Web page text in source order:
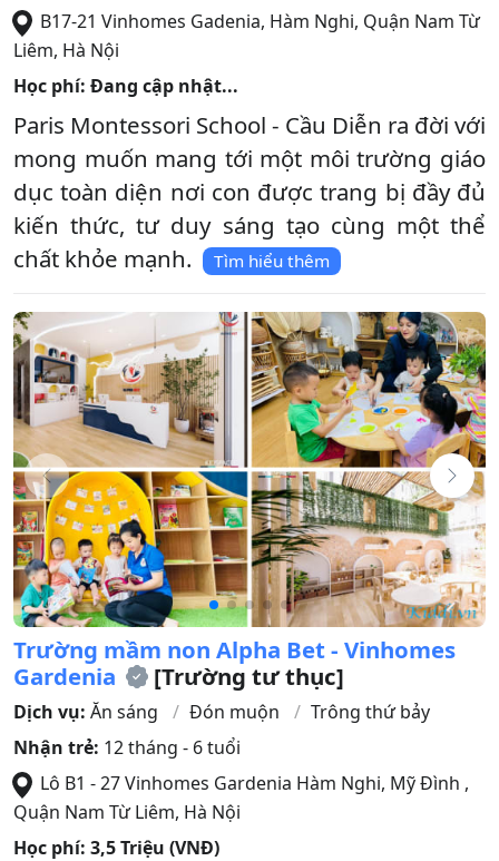
B17-21 Vinhomes Gadenia, Hàm Nghi, Quận Nam Từ
Liêm, Hà Nội
Học phí: Đang cập nhật...
Paris Montessori School - Cầu Diễn ra đời với
mong muốn mang tới một môi trường giáo
dục toàn diện nơi con được trang bị đầy đủ
kiến thức, tư duy sáng tạo cùng một thể
chất khỏe mạnh.
Tìm hiểu thêm
Trường mầm non Alpha Bet - Vinhomes
Gardenia
[Trường tư thục]
Dịch vụ: Ăn sáng Đón muộn
Trông thứ bảy
Nhận trẻ: 12 tháng - 6 tuổi
Lô B1 - 27 Vinhomes Gardenia Hàm Nghi, Mỹ Đình ,
Quận Nam Từ Liêm, Hà Nội
Học phí: 3,5 Triệu (VNĐ)